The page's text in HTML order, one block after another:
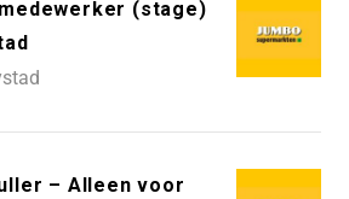
(stage)
– Alleen voor